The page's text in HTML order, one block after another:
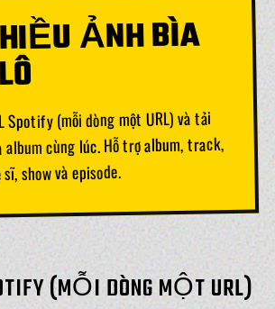
ẢNH BÌA
Spotify (mỗi dòng một URL) và tải
cùng lúc. Hỗ trợ album, track,
show và episode.
(MỖI DÒNG MỘT URL)